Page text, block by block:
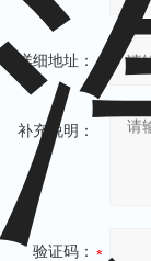
详细地址：
补充说明：
验证码：